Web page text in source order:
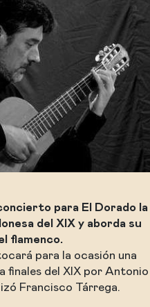
para El Dorado la
del XIX y aborda su
flamenco.
para la ocasión una
finales del XIX por Antonio
Francisco Tárrega.